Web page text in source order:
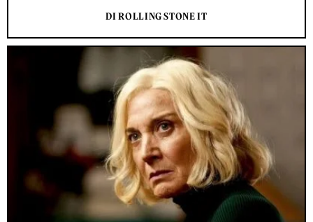
DI ROLLING STONE IT